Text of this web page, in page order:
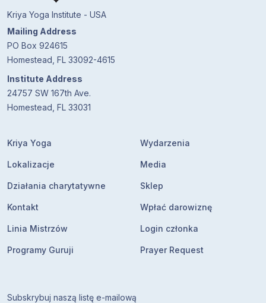
Kriya Yoga Institute - USA
Mailing Address
PO Box 924615
Homestead, FL 33092-4615
Institute Address
24757 SW 167th Ave.
Homestead, FL 33031
Kriya Yoga
Lokalizacje
Działania charytatywne
Kontakt
Linia Mistrzów
Programy Guruji
Wydarzenia
Media
Sklep
Wpłać darowiznę
Login członka
Prayer Request
Subskrybuj naszą listę e-mailową